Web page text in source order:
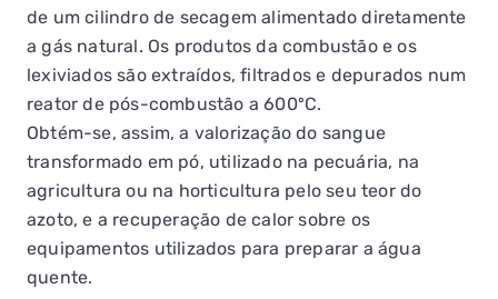
de um cilindro de secagem alimentado diretamente
a gás natural. Os produtos da combustão e os
lexiviados são extraídos, filtrados e depurados num
reator de pós-combustão a 600ºC.
Obtém-se, assim, a valorização do sangue
transformado em pó, utilizado na pecuária, na
agricultura ou na horticultura pelo seu teor do
azoto, e a recuperação de calor sobre os
equipamentos utilizados para preparar a água
quente.